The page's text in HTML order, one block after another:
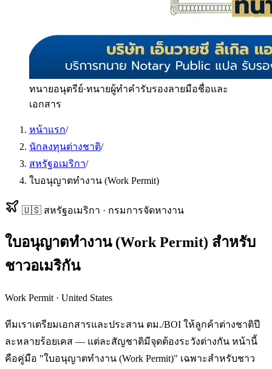
ทนายอนุตรีย์·ทนายผู้ทำคำรับรองลายมือชื่อและ
เอกสาร
หน้าแรก/
นักลงทุนต่างชาติ/
สหรัฐอเมริกา/
ใบอนุญาตทำงาน (Work Permit)
🇺🇸 สหรัฐอเมริกา · กรมการจัดหางาน
ใบอนุญาตทำงาน (Work Permit) สำหรับ
ชาวอเมริกัน
Work Permit · United States
ทีมเราเตรียมเอกสารและประสาน ตม./BOI ให้ลูกค้าต่างชาติปี
ละหลายร้อยเคส — แต่ละสัญชาติมีจุดต้องระวังต่างกัน หน้านี้
คือคู่มือ "ใบอนุญาตทำงาน (Work Permit)" เฉพาะสำหรับชาว